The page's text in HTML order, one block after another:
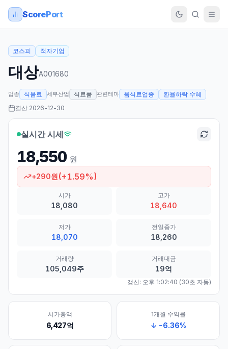
ScorePort
코스피 적자기업
대상A001680
업종 식음료 세부산업 식료품 관련테마 음식료업종
환율하락 수혜
결산 2026-12-30
실시간 시세
18,550 원
+290원(+1.59%)
시가
18,080
고가
18,640
저가
18,070
전일종가
18,260
거래량
105,049주
거래대금
19억
갱신: 오후 1:02:40 (30초 자동)
시가총액
6,427억
1개월 수익률
↓ -6.36%